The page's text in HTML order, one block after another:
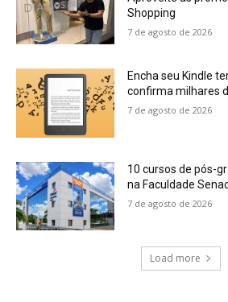
Shopping
7 de agosto de 2026
Encha seu Kindle
confirma milhares
7 de agosto de 2026
10 cursos de pós-
na Faculdade
7 de agosto de 2026
Load more